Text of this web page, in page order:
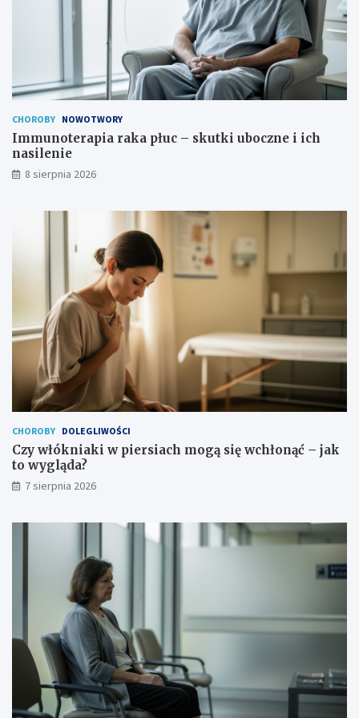
e
c
z
n
a
?
n
a
s
i
l
e
n
CHOROBY NOWOTWORY
Immunoterapia raka płuc – skutki uboczne i ich
nasilenie
8 sierpnia 2026
CHOROBY DOLEGLIWOŚCI
Czy włókniaki w piersiach mogą się wchłonąć – jak
to wygląda?
7 sierpnia 2026